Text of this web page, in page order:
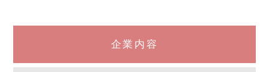
企業内容